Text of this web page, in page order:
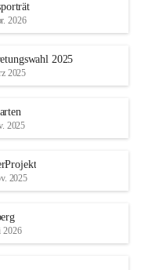
2026
2025
2025
2025
2025
2026